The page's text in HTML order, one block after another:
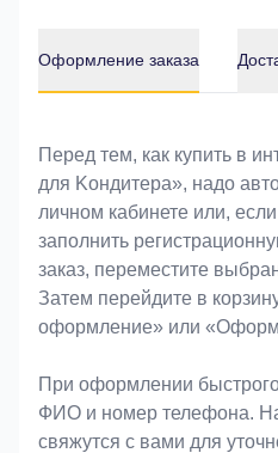
Оформление заказа
Оформление заказа
Перед тем, как купить в
для Koндитeрa», надо
личном кабинете или,
заполнить
заказ, переместите
Затем перейдите в
оформление» или
При оформлении
ФИО и номер телефона.
свяжутся с вами для